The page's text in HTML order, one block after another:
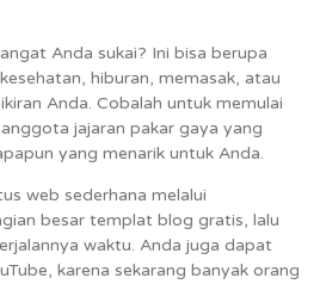
Anda sukai? Ini bisa berupa
hiburan, memasak, atau
Anda. Cobalah untuk memulai
jajaran pakar gaya yang
yang menarik untuk Anda.
web sederhana melalui
besar templat blog gratis, lalu
waktu. Anda juga dapat
karena sekarang banyak orang